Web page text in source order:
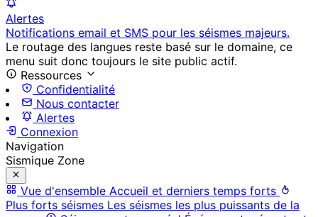
Alertes
Notifications email et SMS pour les séismes majeurs.
Le routage des langues reste basé sur le domaine, ce
menu suit donc toujours le site public actif.
Ressources
Confidentialité
Nous contacter
Alertes
Connexion
Navigation
Sismique Zone
Vue d'ensemble Accueil et derniers temps forts
Plus forts séismes Les séismes les plus puissants de la